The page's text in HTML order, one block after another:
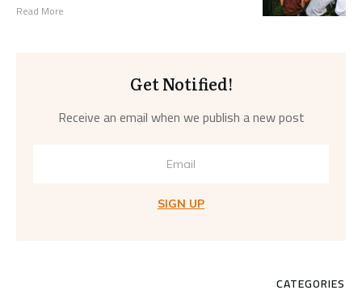
Read More
Get Notified!
Receive an email when we publish a new post
SIGN UP
CATEGORIES